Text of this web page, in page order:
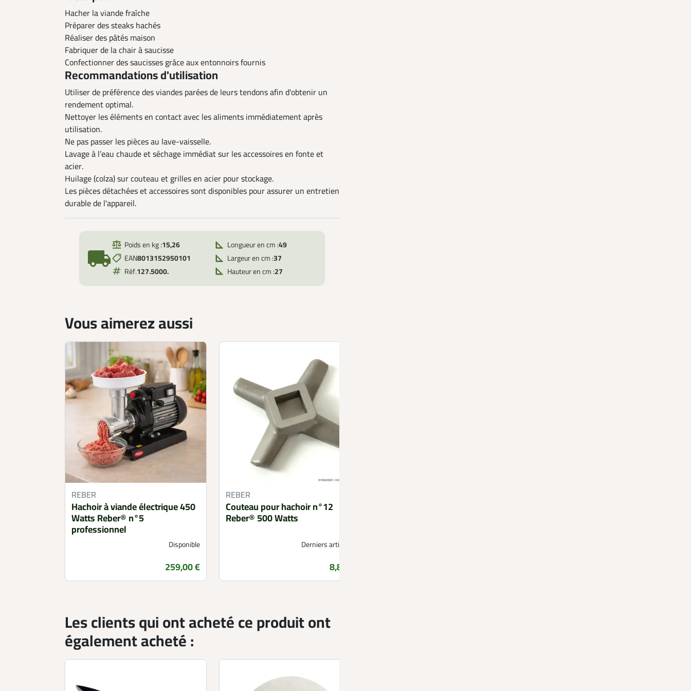
Hacher la viande fraîche
Préparer des steaks hachés
Réaliser des pâtés maison
Fabriquer de la chair à saucisse
Confectionner des saucisses grâce aux entonnoirs fournis
Recommandations d'utilisation
Utiliser de préférence des viandes parées de leurs tendons afin d'obtenir un
rendement optimal.
Nettoyer les éléments en contact avec les aliments immédiatement après
utilisation.
Ne pas passer les pièces au lave-vaisselle.
Lavage à l’eau chaude et séchage immédiat sur les accessoires en fonte et
acier.
Huilage (colza) sur couteau et grilles en acier pour stockage.
Les pièces détachées et accessoires sont disponibles pour assurer un entretien
durable de l'appareil.
local_shipping
Poids en kg :15,26
EAN8013152950101
Réf.127.5000.
Longueur en cm :49
Largeur en cm :37
Hauteur en cm :27
Vous aimerez aussi
REBER
Hachoir à viande électrique 450
Watts Reber® n°5
professionnel
Disponible
Prix
259,00 €
REBER
Couteau pour hachoir n°12
Reber® 500 Watts
Derniers articles !
Prix
8,89 €
Les clients qui ont acheté ce produit ont
également acheté :